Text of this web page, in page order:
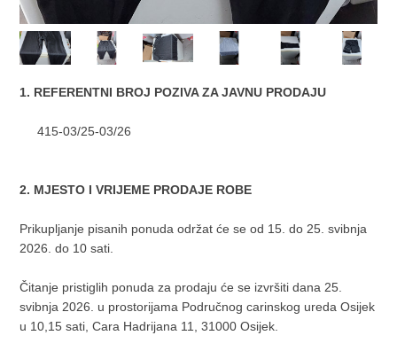
1. REFERENTNI BROJ POZIVA ZA JAVNU PRODAJU
415-03/25-03/26
2. MJESTO I VRIJEME PRODAJE ROBE
Prikupljanje pisanih ponuda održat će se od 15. do 25. svibnja
2026. do 10 sati.
Čitanje pristiglih ponuda za prodaju će se izvršiti dana 25.
svibnja 2026. u prostorijama Područnog carinskog ureda Osijek
u 10,15 sati, Cara Hadrijana 11, 31000 Osijek.